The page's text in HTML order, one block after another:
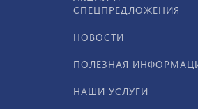
СПЕЦПРЕДЛОЖЕНИЯ
НОВОСТИ
ПОЛЕЗНАЯ
НАШИ УСЛУГИ